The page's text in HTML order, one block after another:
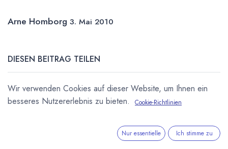
Arne Homborg 3. Mai 2010
DIESEN BEITRAG TEILEN
Wir verwenden Cookies auf dieser Website, um Ihnen ein
besseres Nutzererlebnis zu bieten.
Cookie-Richtlinien
Nur essentielle Ich stimme zu